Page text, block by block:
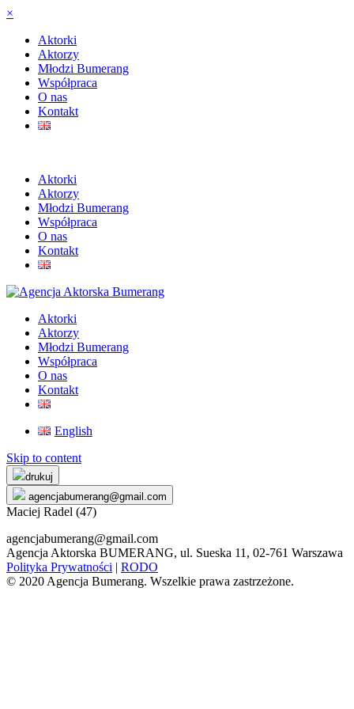
×
Aktorki
Aktorzy
Młodzi Bumerang
Współpraca
O nas
Kontakt
Aktorki
Aktorzy
Młodzi Bumerang
Współpraca
O nas
Kontakt
Aktorki
Aktorzy
Młodzi Bumerang
Współpraca
O nas
Kontakt
English
Skip to content
drukuj
agencjabumerang@gmail.com
Maciej Radel (47)
agencjabumerang@gmail.com
Agencja Aktorska BUMERANG, ul. Sueska 11, 02-761 Warszawa
Polityka Prywatności | RODO
© 2020 Agencja Bumerang. Wszelkie prawa zastrzeżone.